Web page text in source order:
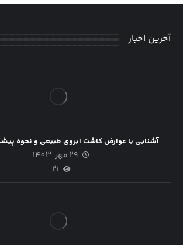
آخرین اخبار
آشنایی با عوارض کاشت ابروی طبیعی و نحوه
29 مهر، 1403
21